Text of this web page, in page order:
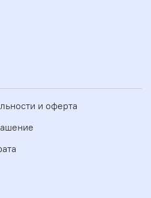
и оферта